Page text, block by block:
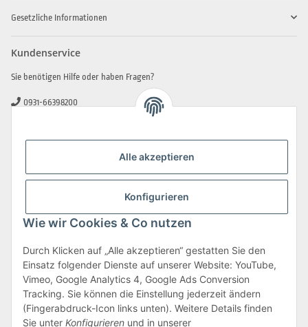
Alle akzeptieren
Konfigurieren
Wie wir Cookies & Co nutzen
Durch Klicken auf „Alle akzeptieren“ gestatten Sie den
Einsatz folgender Dienste auf unserer Website: YouTube,
Vimeo, Google Analytics 4, Google Ads Conversion
Tracking. Sie können die Einstellung jederzeit ändern
(Fingerabdruck-Icon links unten). Weitere Details finden
Sie unter Konfigurieren und in unserer
Gesetzliche Informationen
Kundenservice
Sie benötigen Hilfe oder haben Fragen?
0931-66398200
info@beamerlampe-guenstiger.de
Sicher Einkaufen